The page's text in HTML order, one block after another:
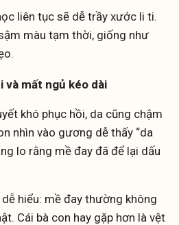
liên tục sẽ dễ trầy xước li ti.
màu tạm thời, giống như
và mất ngủ kéo dài
khó phục hồi, da cũng chậm
nhìn vào gương dễ thấy “da
lo rằng mề đay đã để lại dấu
hiểu: mề đay thường không
Cái bà con hay gặp hơn là vệt